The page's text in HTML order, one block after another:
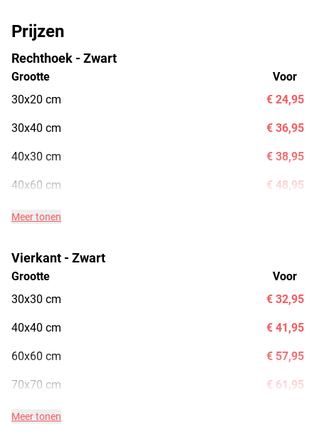
Prijzen
Rechthoek - Zwart
Grootte
30x20 cm
30x40 cm
40x30 cm
40x60 cm
Voor
€ 24,95
€ 36,95
€ 38,95
€ 48,95
Meer tonen
Vierkant - Zwart
Grootte
30x30 cm
40x40 cm
60x60 cm
70x70 cm
Voor
€ 32,95
€ 41,95
€ 57,95
€ 61,95
Meer tonen